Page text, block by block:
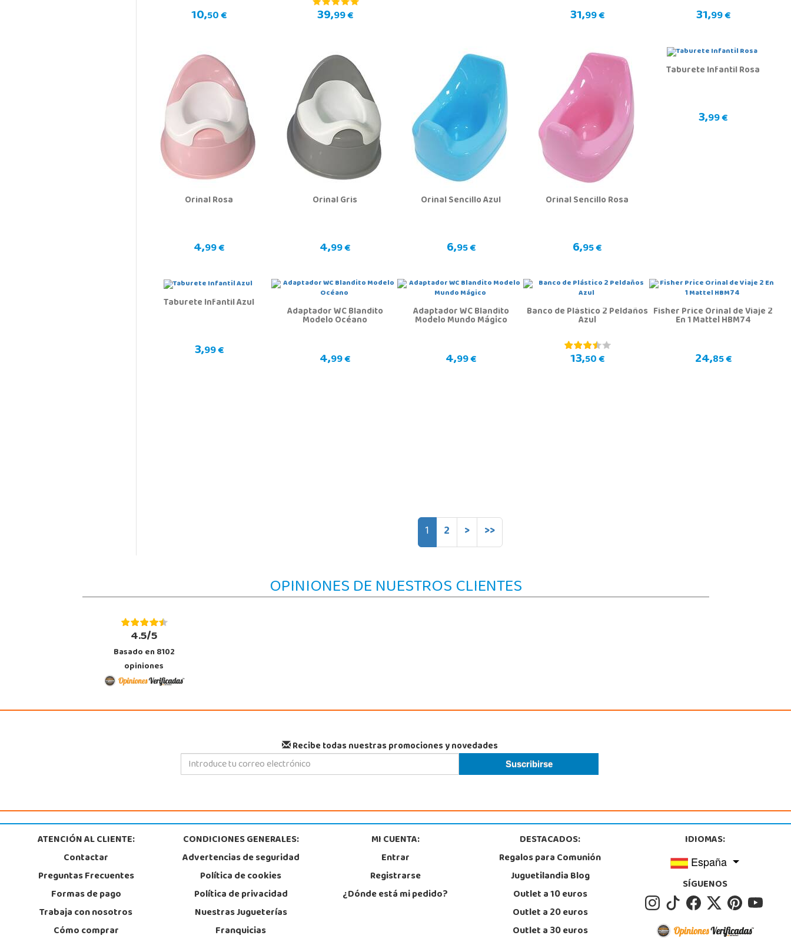
10,50 € 39,99 € 31,99 € 31,99 €
Orinal Rosa
4,99 €
Orinal Gris
4,99 €
Orinal Sencillo Azul
6,95 €
Orinal Sencillo Rosa
6,95 €
Taburete Infantil Rosa
3,99 €
Taburete Infantil Azul
3,99 €
Adaptador WC Blandito
Modelo Océano
4,99 €
Adaptador WC Blandito
Modelo Mundo Mágico
4,99 €
Banco de Plástico 2 Peldaños
Azul
13,50 €
Fisher Price Orinal de Viaje 2
En 1 Mattel HBM74
24,85 €
1 2 > >>
OPINIONES DE NUESTROS CLIENTES
4.5/5
Basado en 8102
opiniones
Recibe todas nuestras promociones y novedades
ATENCIÓN AL CLIENTE:
Contactar
Preguntas Frecuentes
Formas de pago
Trabaja con nosotros
Cómo comprar
CONDICIONES GENERALES:
Advertencias de seguridad
Política de cookies
Política de privacidad
Nuestras Jugueterías
Franquicias
MI CUENTA:
Entrar
Registrarse
¿Dónde está mi pedido?
DESTACADOS:
Regalos para Comunión
Juguetilandia Blog
Outlet a 10 euros
Outlet a 20 euros
Outlet a 30 euros
IDIOMAS:
España
SÍGUENOS